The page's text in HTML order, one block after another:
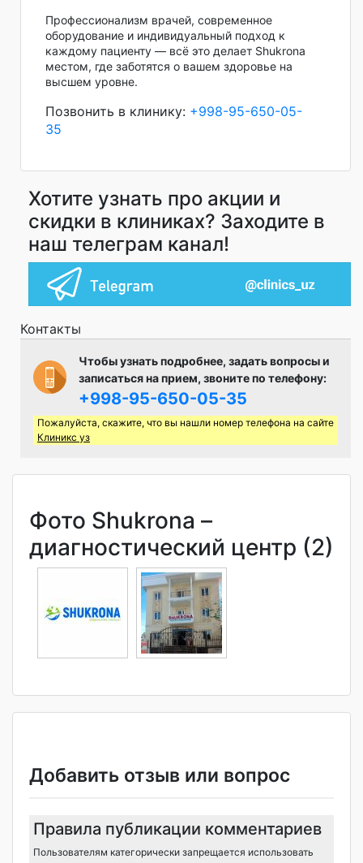
Профессионализм врачей, современное
оборудование и индивидуальный подход к
каждому пациенту — всё это делает Shukrona
местом, где заботятся о вашем здоровье на
высшем уровне.
Позвонить в клинику: +998-95-650-05-
35
Хотите узнать про акции и
скидки в клиниках? Заходите в
наш телеграм канал!
Контакты
Чтобы узнать подробнее, задать вопросы и
записаться на прием, звоните по телефону:
+998-95-650-05-35
Пожалуйста, скажите, что вы нашли номер телефона на сайте
Клиникс уз
Фото Shukrona –
диагностический центр (2)
Добавить отзыв или вопрос
Правила публикации комментариев
Пользователям категорически запрещается использовать